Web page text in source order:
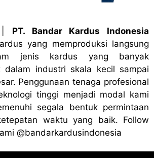
PT. Bandar Kardus Indonesia
yang memproduksi langsung
jenis kardus yang banyak
dalam industri skala kecil sampai
Penggunaan tenaga profesional
tinggi menjadi modal kami
segala bentuk permintaan
waktu yang baik. Follow
@bandarkardusindonesia